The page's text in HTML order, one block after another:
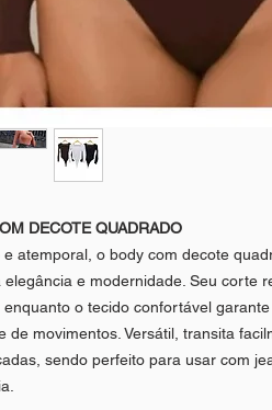
DECOTE QUADRADO
e atemporal, o body com decote
elegância e modernidade. Seu corte
enquanto o tecido confortável
de movimentos. Versátil, transita
sendo perfeito para usar com